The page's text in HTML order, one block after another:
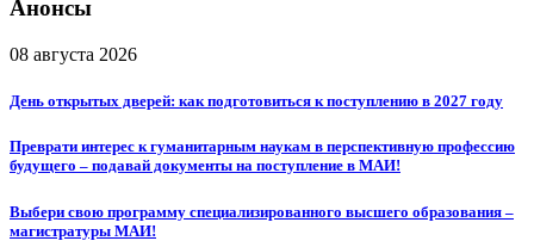
Анонсы
08 августа 2026
День открытых дверей: как подготовиться к поступлению в 2027 году
Преврати интерес к гуманитарным наукам в перспективную профессию
будущего – подавай документы на поступление в МАИ!
Выбери свою программу специализированного высшего образования –
магистратуры МАИ!